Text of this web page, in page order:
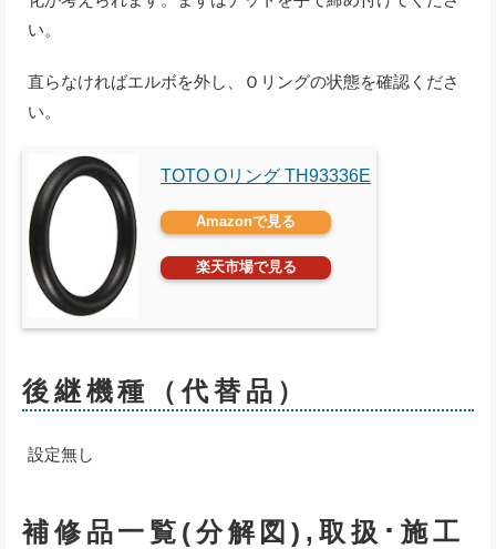
い。
直らなければエルボを外し、Ｏリングの状態を確認くださ
い。
TOTO Oリング TH93336E
Amazonで見る
楽天市場で見る
後継機種（代替品）
設定無し
補修品一覧(分解図),取扱･施工